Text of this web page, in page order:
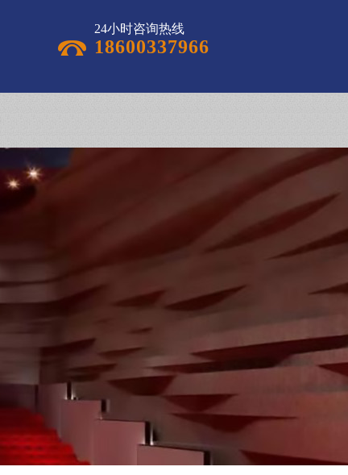
24小时咨询热线
18600337966